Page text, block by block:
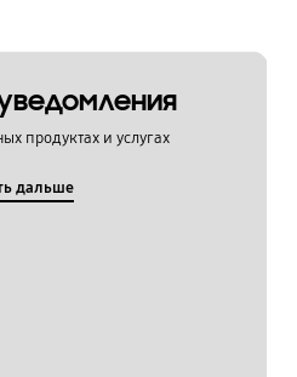
продуктах и услугах
дальше